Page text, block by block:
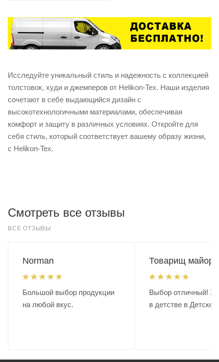
Исследуйте уникальный стиль и надежность с коллекцией
толстовок, худи и джемперов от Helikon-Tex. Наши изделия
сочетают в себе выдающийся дизайн с
высокотехнологичными материалами, обеспечивая
комфорт и защиту в различных условиях. Откройте для
себя стиль, который соответствует вашему образу жизни,
с Helikon-Tex.
Смотреть все отзывы
ВСЕ ОТЗЫВЫ
Norman
Большой выбор продукции
на любой вкус.
Товарищ майор.
Выбор отличный!
в детстве в